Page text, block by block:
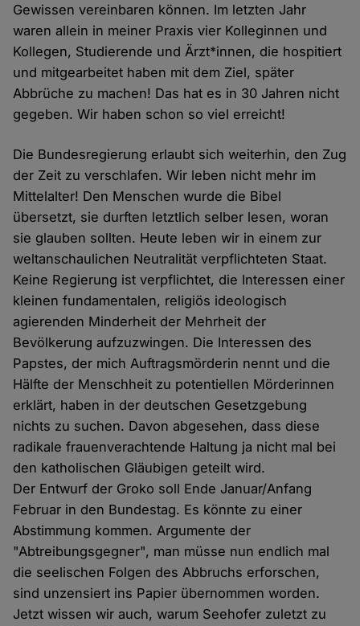
Gewissen vereinbaren können. Im letzten Jahr
waren allein in meiner Praxis vier Kolleginnen und
Kollegen, Studierende und Ärzt*innen, die hospitiert
und mitgearbeitet haben mit dem Ziel, später
Abbrüche zu machen! Das hat es in 30 Jahren nicht
gegeben. Wir haben schon so viel erreicht!
Die Bundesregierung erlaubt sich weiterhin, den Zug
der Zeit zu verschlafen. Wir leben nicht mehr im
Mittelalter! Den Menschen wurde die Bibel
übersetzt, sie durften letztlich selber lesen, woran
sie glauben sollten. Heute leben wir in einem zur
weltanschaulichen Neutralität verpflichteten Staat.
Keine Regierung ist verpflichtet, die Interessen einer
kleinen fundamentalen, religiös ideologisch
agierenden Minderheit der Mehrheit der
Bevölkerung aufzuzwingen. Die Interessen des
Papstes, der mich Auftragsmörderin nennt und die
Hälfte der Menschheit zu potentiellen Mörderinnen
erklärt, haben in der deutschen Gesetzgebung
nichts zu suchen. Davon abgesehen, dass diese
radikale frauenverachtende Haltung ja nicht mal bei
den katholischen Gläubigen geteilt wird.
Der Entwurf der Groko soll Ende Januar/Anfang
Februar in den Bundestag. Es könnte zu einer
Abstimmung kommen. Argumente der
"Abtreibungsgegner", man müsse nun endlich mal
die seelischen Folgen des Abbruchs erforschen,
sind unzensiert ins Papier übernommen worden.
Jetzt wissen wir auch, warum Seehofer zuletzt zu